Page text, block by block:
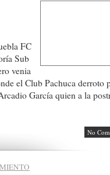
FC
Sub
venia
el Club Pachuca derroto
García quien a la
No